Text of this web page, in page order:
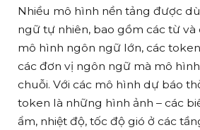
Nhiều mô hình nền tảng được
ngữ tự nhiên, bao gồm các từ và
mô hình ngôn ngữ lớn, các
các đơn vị ngôn ngữ mà mô
chuỗi. Với các mô hình dự báo
token là những hình ảnh – các
ẩm, nhiệt độ, tốc độ gió ở các